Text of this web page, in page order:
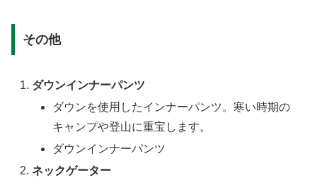
その他
ダウンインナーパンツ
ダウンを使用したインナーパンツ。寒い時期の
キャンプや登山に重宝します。
ダウンインナーパンツ
ネックゲーター